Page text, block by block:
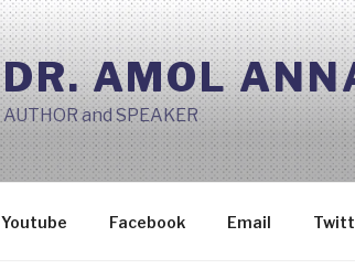
DR. AMOL
AUTHOR and SPEAKER
Youtube Facebook Email